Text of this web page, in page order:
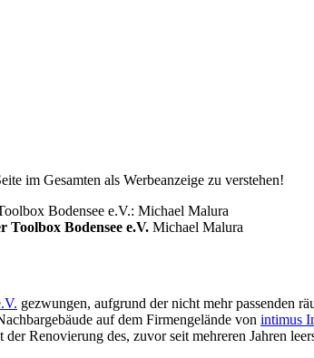
im Gesamten als Werbeanzeige zu verstehen!
Toolbox Bodensee e.V. Michael Malura
gezwungen, aufgrund der nicht mehr passenden
auf dem Firmengelände von intimus
Renovierung des, zuvor seit mehreren Jahren